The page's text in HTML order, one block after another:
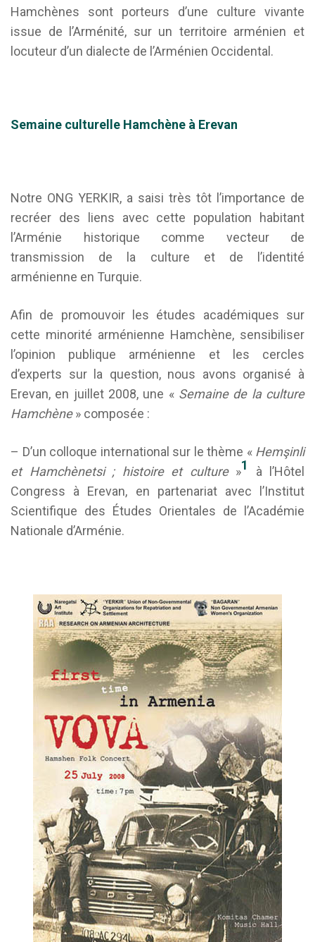
Hamchènes sont porteurs d’une culture vivante
issue de l’Arménité, sur un territoire arménien et
locuteur d’un dialecte de l’Arménien Occidental.
Semaine culturelle Hamchène à Erevan
Notre ONG YERKIR, a saisi très tôt l’importance de
recréer des liens avec cette population habitant
l’Arménie historique comme vecteur de
transmission de la culture et de l’identité
arménienne en Turquie.
Afin de promouvoir les études académiques sur
cette minorité arménienne Hamchène, sensibiliser
l’opinion publique arménienne et les cercles
d’experts sur la question, nous avons organisé à
Erevan, en juillet 2008, une « Semaine de la culture
Hamchène» composée :
– D’un colloque international sur le thème « Hemşinli
et Hamchènetsi ; histoire et culture»1 à l’Hôtel
Congress à Erevan, en partenariat avec l’Institut
Scientifique des Études Orientales de l’Académie
Nationale d’Arménie.